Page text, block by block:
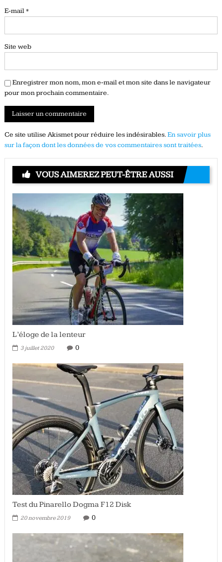
E-mail *
Site web
Enregistrer mon nom, mon e-mail et mon site dans le navigateur
pour mon prochain commentaire.
Ce site utilise Akismet pour réduire les indésirables.En savoir plus
sur la façon dont les données de vos commentaires sont traitées.
VOUS AIMEREZ PEUT-ÊTRE AUSSI
L’éloge de la lenteur
3 juillet 2020 0
Test du Pinarello Dogma F12 Disk
20 novembre 2019 0